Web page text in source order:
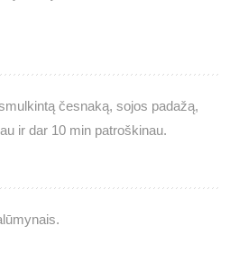
česnaką, sojos padažą,
ir dar 10 min patroškinau.